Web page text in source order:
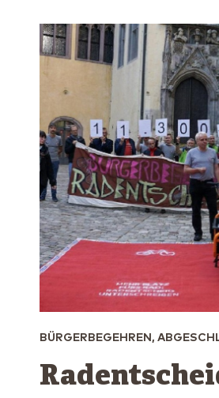
BÜRGERBEGEHREN,